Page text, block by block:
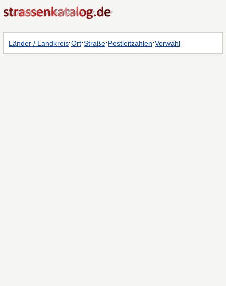
Länder / Landkreis·Ort·Straße·Postleitzahlen·Vorwahl